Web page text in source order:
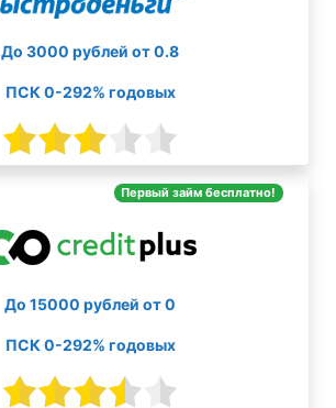
До 3000 рублей от 0.8
ПСК 0-292% годовых
Первый займ бесплатно!
До 15000 рублей от 0
ПСК 0-292% годовых